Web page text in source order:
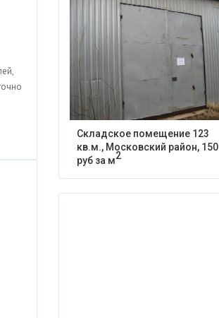
Складское помещение 123
кв.м., Московский район, 150
руб за м2